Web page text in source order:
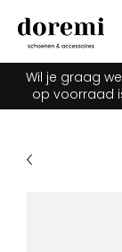
Wil je graag
op voorraad